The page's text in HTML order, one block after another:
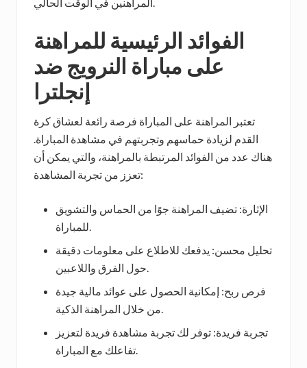
الفوائد الرئيسية للمراهنة
على مباراة النرويج ضد
إنجلترا
تعتبر المراهنة على المباراة فرصة رائعة لعشاق كرة
القدم لزيادة حماسهم وتجربتهم في مشاهدة المباراة.
هناك عدد من الفوائد المرتبطة بالمراهنة، والتي يمكن أن
تعزز من تجربة المشاهدة:
الإثارة: تضيف المراهنة جوًا من الحماس والتشويق
تحليل محسن: يدفعك للاطلاع على معلومات دقيقة
فرص ربح: إمكانية الحصول على عوائد مالية جيدة
تجربة فريدة: توفر لك تجربة مشاهدة فريدة لتعزيز